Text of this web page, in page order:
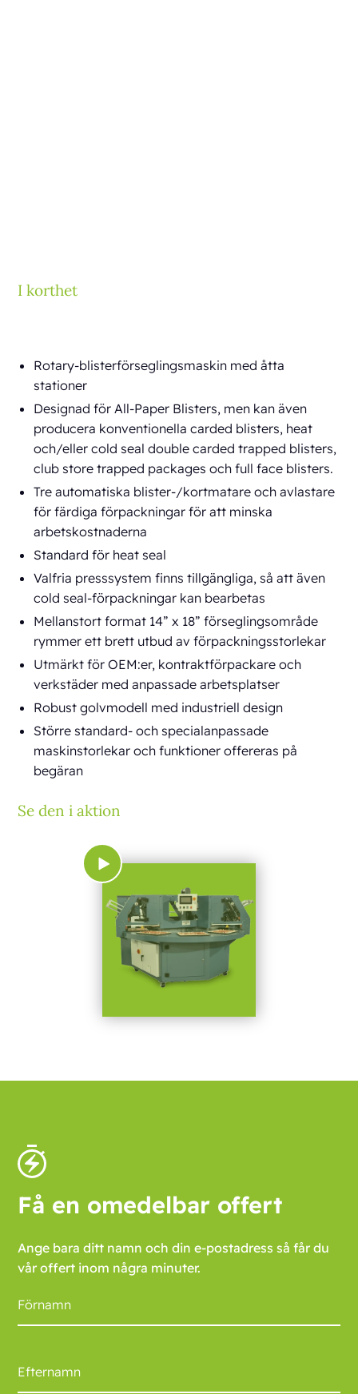
I korthet
Rotary-blisterförseglingsmaskin med åtta
stationer
Designad för All-Paper Blisters, men kan även
producera konventionella carded blisters, heat
och/eller cold seal double carded trapped blisters,
club store trapped packages och full face blisters.
Tre automatiska blister-/kortmatare och avlastare
för färdiga förpackningar för att minska
arbetskostnaderna
Standard för heat seal
Valfria presssystem finns tillgängliga, så att även
cold seal-förpackningar kan bearbetas
Mellanstort format 14” x 18” förseglingsområde
rymmer ett brett utbud av förpackningsstorlekar
Utmärkt för OEM:er, kontraktförpackare och
verkstäder med anpassade arbetsplatser
Robust golvmodell med industriell design
Större standard- och specialanpassade
maskinstorlekar och funktioner offereras på
begäran
Se den i aktion
Få en omedelbar offert
Ange bara ditt namn och din e-postadress så får du
vår offert inom några minuter.